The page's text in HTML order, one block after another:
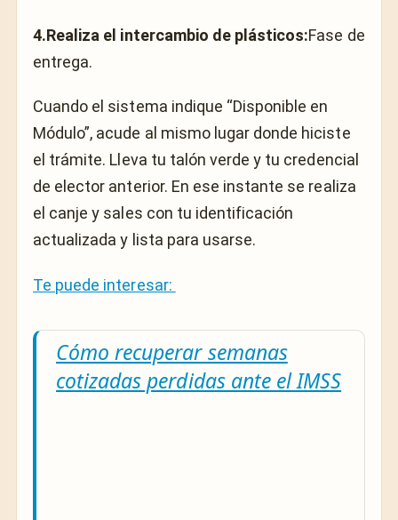
4.Realiza el intercambio de plásticos:Fase de
entrega.
Cuando el sistema indique “Disponible en
Módulo”, acude al mismo lugar donde hiciste
el trámite. Lleva tu talón verde y tu credencial
de elector anterior. En ese instante se realiza
el canje y sales con tu identificación
actualizada y lista para usarse.
Te puede interesar:
Cómo recuperar semanas
cotizadas perdidas ante el IMSS